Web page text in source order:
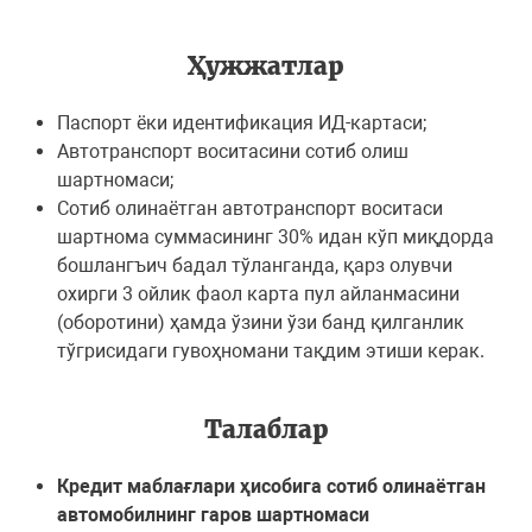
Ҳужжатлар
Паспорт ёки идентификация ИД-картаси;
Автотранспорт воситасини сотиб олиш
шартномаси;
Сотиб олинаётган автотранспорт воситаси
шартнома суммасининг 30% идан кўп миқдорда
бошлангъич бадал тўланганда, қарз олувчи
охирги 3 ойлик фаол карта пул айланмасини
(оборотини) ҳамда ўзини ўзи банд қилганлик
тўгрисидаги гувоҳномани тақдим этиши керак.
Талаблар
Кредит маблағлари ҳисобига сотиб олинаётган
автомобилнинг гаров шартномаси